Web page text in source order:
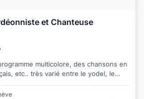
et Chanteuse
multicolore, des chansons en
etc.. très varié entre le yodel, le